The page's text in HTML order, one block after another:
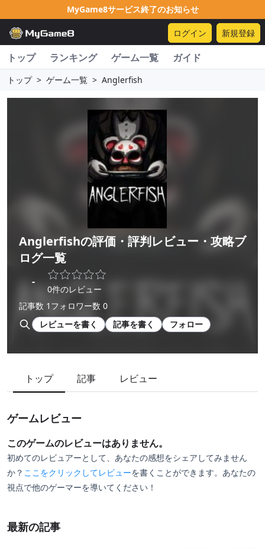
MyGame8サービス終了のお知らせ
ログイン 新規登録
トップ ランキング ゲーム一覧 ガイド
トップ > ゲーム一覧 > Anglerfish
Anglerfishの評価・評判レビュー・攻略ブ
ログ一覧
-
0件のレビュー
記事数 1 フォロワー数 0
レビューを書く
記事を書く フォロー
トップ 記事 レビュー
ゲームレビュー
このゲームのレビューはありません。
初めてのレビュアーとして、あなたの感想をシェアしてみません
か？ ここをクリックしてレビューを書くことができます。あなたの
視点で他のゲーマーを導いてください！
最新の記事